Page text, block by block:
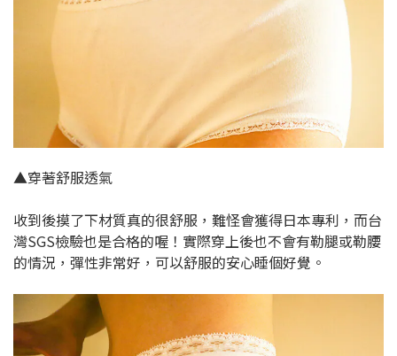
▲穿著舒服透氣
收到後摸了下材質真的很舒服，難怪會獲得日本專利，而台
灣SGS檢驗也是合格的喔！實際穿上後也不會有勒腿或勒腰
的情況，彈性非常好，可以舒服的安心睡個好覺。